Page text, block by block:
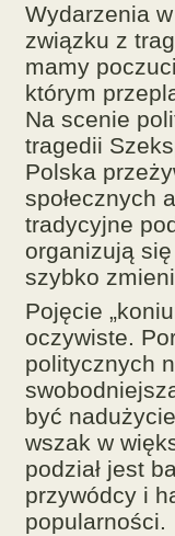
Wydarzenia
związku z
mamy
którym
Na scenie
tragedii
Polska
społecznych
tradycyjne
organizują
szybko
Pojęcie
oczywiste.
politycznych
być
wszak w
podział jest
przywódcy i
popularności.